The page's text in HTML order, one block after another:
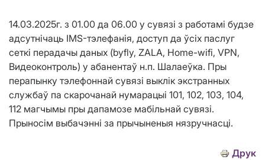
14.03.2025г. з 01.00 да 06.00 у сувязі з работамі будзе
адсутнічаць IMS-тэлефанія, доступ да ўсіх паслуг
сеткі перадачы даных (byfly, ZALA, Home-wifi, VPN,
Видеоконтроль) у абанентаў н.п. Шалаеўка. Пры
перапынку тэлефоннай сувязі выклік экстранных
службаў па скарочанай нумарацыі 101, 102, 103, 104,
112 магчымы пры дапамозе мабільнай сувязі.
Прыносім выбачэнні за прычыненыя нязручнасці.
Друк